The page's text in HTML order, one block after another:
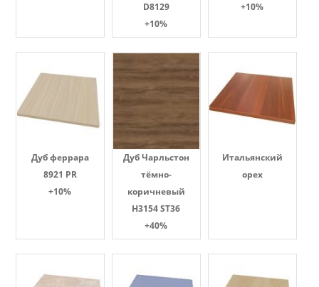
D8129
+10%
+10%
Дуб феррара
8921 PR
+10%
Дуб Чарльстон
тёмно-
коричневый
H3154 ST36
+40%
Итальянский
орех